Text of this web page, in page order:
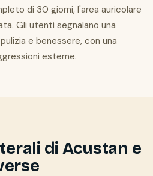
di 30 giorni, l'area auricolare
Gli utenti segnalano una
e benessere, con una
esterne.
di Acustan e